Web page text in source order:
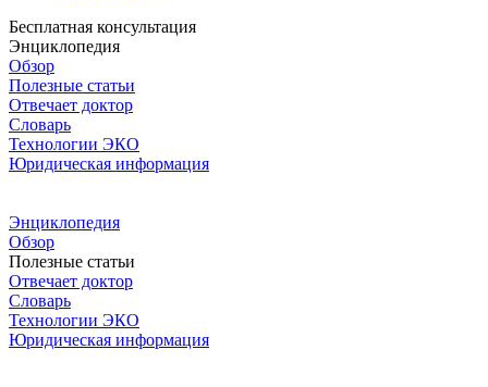
Бесплатная консультация
Энциклопедия
Обзор
Полезные статьи
Отвечает доктор
Словарь
Технологии ЭКО
Юридическая информация
Энциклопедия
Обзор
Полезные статьи
Отвечает доктор
Словарь
Технологии ЭКО
Юридическая информация